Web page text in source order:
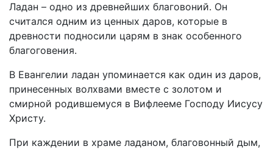
Ладан – одно из древнейших благовоний. Он
считался одним из ценных даров, которые в
древности подносили царям в знак особенного
благоговения.
В Евангелии ладан упоминается как один из даров,
принесенных волхвами вместе с золотом и
смирной родившемуся в Вифлееме Господу Иисусу
Христу.
При каждении в храме ладаном, благовонный дым,